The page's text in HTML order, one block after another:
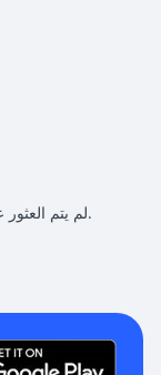
لم يتم العثور على مقالات مطابقة للبحث الذي تم تحديده.